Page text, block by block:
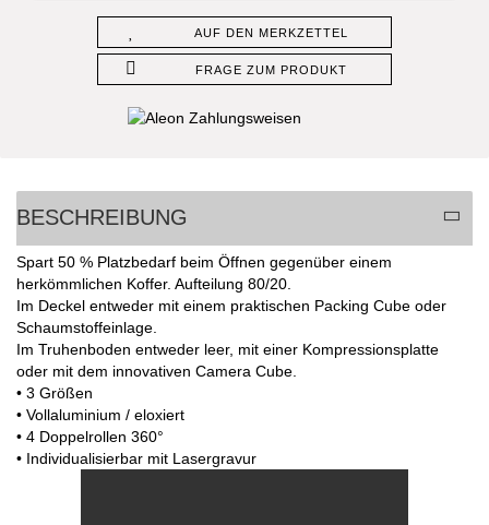
AUF DEN MERKZETTEL
FRAGE ZUM PRODUKT
BESCHREIBUNG
Spart 50 % Platzbedarf beim Öffnen gegenüber einem
herkömmlichen Koffer. Aufteilung 80/20.
Im Deckel entweder mit einem praktischen Packing Cube oder
Schaumstoffeinlage.
Im Truhenboden entweder leer, mit einer Kompressionsplatte
oder mit dem innovativen Camera Cube.
• 3 Größen
• Vollaluminium / eloxiert
• 4 Doppelrollen 360°
• Individualisierbar mit Lasergravur